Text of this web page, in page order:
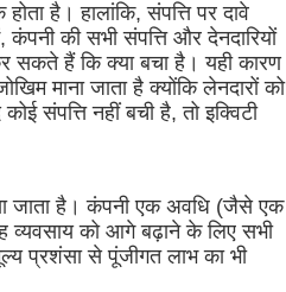
है। हालांकि, संपत्ति पर दावे
की सभी संपत्ति और देनदारियों
सकते हैं कि क्या बचा है। यही कारण
माना जाता है क्योंकि लेनदारों को
संपत्ति नहीं बची है, तो इक्विटी
जाता है। कंपनी एक अवधि (जैसे एक
व्यवसाय को आगे बढ़ाने के लिए सभी
प्रशंसा से पूंजीगत लाभ का भी